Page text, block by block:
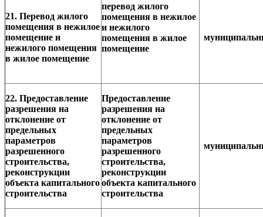
21. Перевод жилого
помещения в нежилое
помещение и
нежилого помещения
в жилое помещение
перевод жилого
помещения в нежилое
и нежилого
помещения в жилое
помещение
22. Предоставление
разрешения на
отклонение от
предельных
параметров
разрешенного
строительства,
реконструкции
объекта капитального
строительства
Предоставление
разрешения на
отклонение от
предельных
параметров
разрешенного
строительства,
реконструкции
объекта капитального
строительства